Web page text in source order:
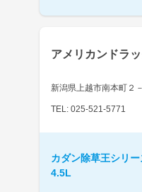
アメリカンドラ
新潟県上越市南本町２
TEL: 025-521-5771
カダン除草王シリ
4.5L